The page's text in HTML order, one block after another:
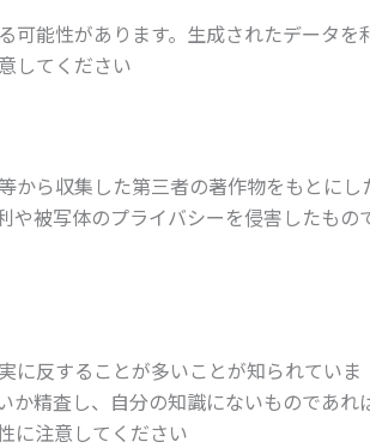
可能性があります。生成されたデータを
してください
から収集した第三者の著作物をもとにし
や被写体のプライバシーを侵害したもの
に反することが多いことが知られていま
か精査し、自分の知識にないものであれ
に注意してください